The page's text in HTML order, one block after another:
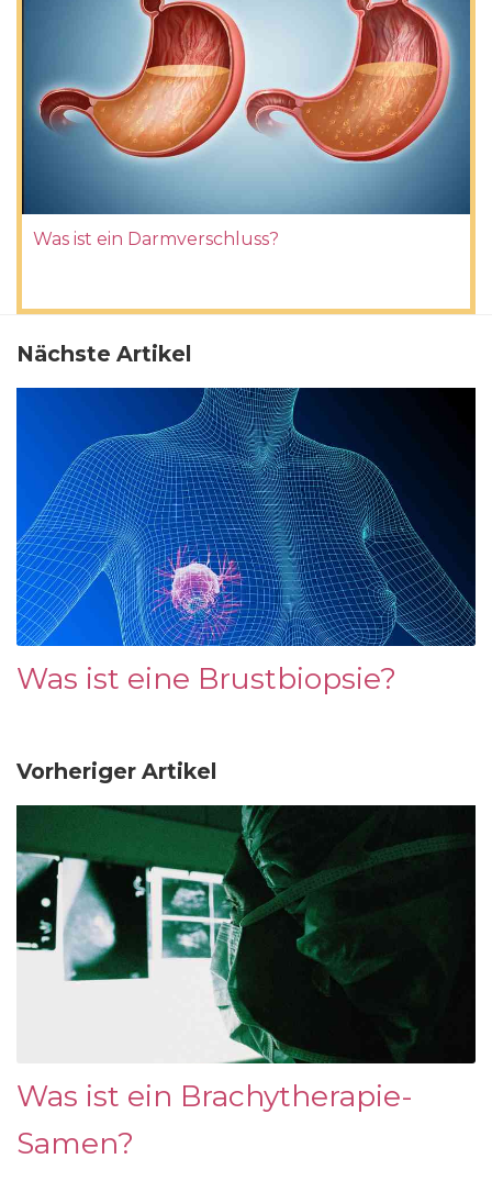
Was ist ein Darmverschluss?
Nächste Artikel
Was ist eine Brustbiopsie?
Vorheriger Artikel
Was ist ein Brachytherapie-
Samen?